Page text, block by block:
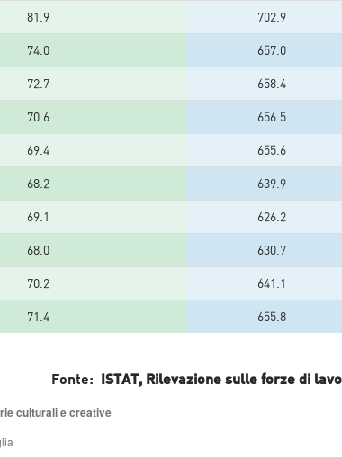
81.9 702.9
74.0 657.0
72.7 658.4
70.6 656.5
69.4 655.6
68.2 639.9
69.1 626.2
68.0 630.7
70.2 641.1
71.4 655.8
Fonte: ISTAT, Rilevazione sulle forze di